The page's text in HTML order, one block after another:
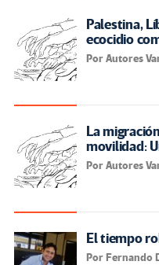
Palestina,
ecocidio
Por Autores
La
movilidad:
Por Autores
El tiempo
Por Fernando